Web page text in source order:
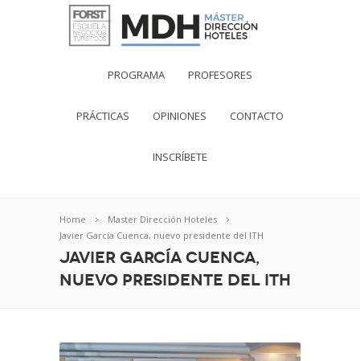
PROGRAMA PROFESORES
PRÁCTICAS OPINIONES CONTACTO
INSCRÍBETE
Home
Master Dirección Hoteles
Javier García Cuenca, nuevo presidente del ITH
Javier García Cuenca,
nuevo presidente del ITH